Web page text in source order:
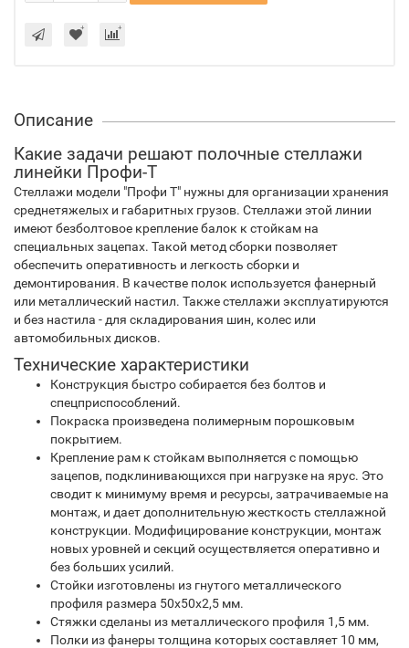
Описание
Какие задачи решают полочные стеллажи
линейки Профи-Т
Стеллажи модели "Профи Т" нужны для организации хранения
среднетяжелых и габаритных грузов. Стеллажи этой линии
имеют безболтовое крепление балок к стойкам на
специальных зацепах. Такой метод сборки позволяет
обеспечить оперативность и легкость сборки и
демонтирования. В качестве полок используется фанерный
или металлический настил. Также стеллажи эксплуатируются
и без настила - для складирования шин, колес или
автомобильных дисков.
Технические характеристики
Конструкция быстро собирается без болтов и
спецприспособлений.
Покраска произведена полимерным порошковым
покрытием.
Крепление рам к стойкам выполняется с помощью
зацепов, подклинивающихся при нагрузке на ярус. Это
сводит к минимуму время и ресурсы, затрачиваемые на
монтаж, и дает дополнительную жесткость стеллажной
конструкции. Модифицирование конструкции, монтаж
новых уровней и секций осуществляется оперативно и
без больших усилий.
Стойки изготовлены из гнутого металлического
профиля размера 50х50х2,5 мм.
Стяжки сделаны из металлического профиля 1,5 мм.
Полки из фанеры толщина которых составляет 10 мм,